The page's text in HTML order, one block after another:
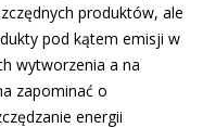
produktów, ale
pod kątem emisji w
wytworzenia a na
zapominać o
energii